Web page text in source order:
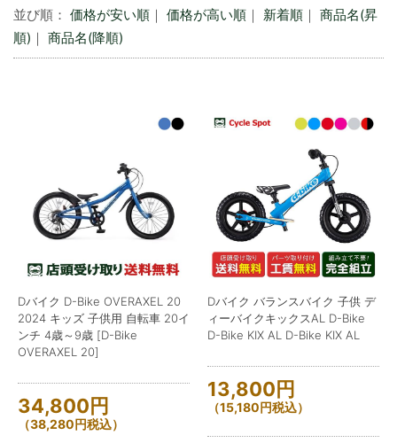
並び順： 価格が安い順 ｜ 価格が高い順 ｜ 新着順 ｜ 商品名(昇
順) ｜ 商品名(降順)
Dバイク D-Bike OVERAXEL 20
2024 キッズ 子供用 自転車 20イ
ンチ 4歳～9歳 [D-Bike
OVERAXEL 20]
34,800円
（38,280円税込）
Dバイク バランスバイク 子供 デ
ィーバイクキックスAL D-Bike
D-Bike KIX AL D-Bike KIX AL
13,800円
（15,180円税込）